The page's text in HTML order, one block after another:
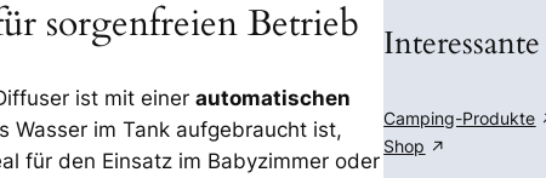
sorgenfreien Betrieb
ist mit einer automatischen
Wasser im Tank aufgebraucht ist,
für den Einsatz im Babyzimmer oder
Camping-Produkte
Shop